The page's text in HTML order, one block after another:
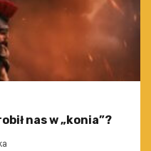
nas w „konia”?